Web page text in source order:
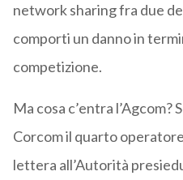
network sharing fra due
comporti un danno in
competizione.
Ma cosa c’entra
Corcom il quarto
lettera all’Autorità